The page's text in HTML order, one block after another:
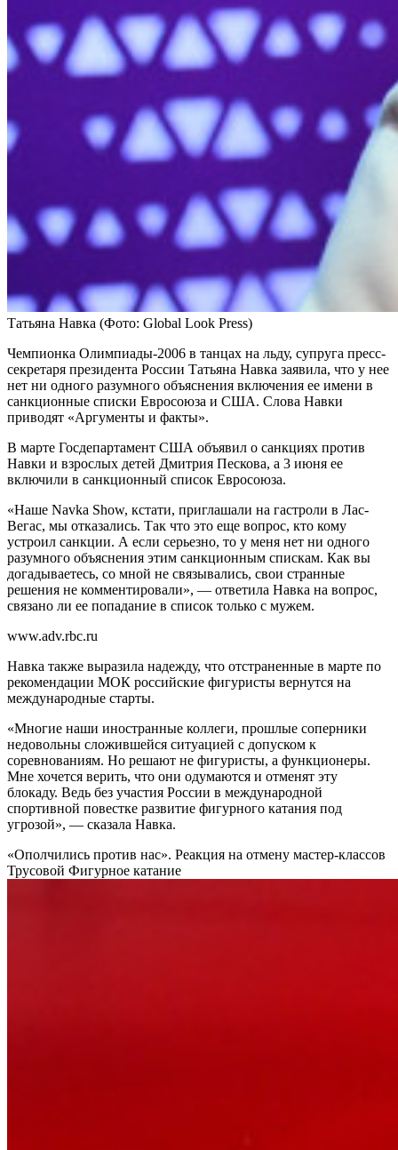
Татьяна Навка (Фото: Global Look Press)
Чемпионка Олимпиады-2006 в танцах на льду, супруга пресс-
секретаря президента России Татьяна Навка заявила, что у нее
нет ни одного разумного объяснения включения ее имени в
санкционные списки Евросоюза и США. Слова Навки
приводят «Аргументы и факты».
В марте Госдепартамент США объявил о санкциях против
Навки и взрослых детей Дмитрия Пескова, а 3 июня ее
включили в санкционный список Евросоюза.
«Наше Navka Show, кстати, приглашали на гастроли в Лас-
Вегас, мы отказались. Так что это еще вопрос, кто кому
устроил санкции. А если серьезно, то у меня нет ни одного
разумного объяснения этим санкционным спискам. Как вы
догадываетесь, со мной не связывались, свои странные
решения не комментировали», — ответила Навка на вопрос,
связано ли ее попадание в список только с мужем.
www.adv.rbc.ru
Навка также выразила надежду, что отстраненные в марте по
рекомендации МОК российские фигуристы вернутся на
международные старты.
«Многие наши иностранные коллеги, прошлые соперники
недовольны сложившейся ситуацией с допуском к
соревнованиям. Но решают не фигуристы, а функционеры.
Мне хочется верить, что они одумаются и отменят эту
блокаду. Ведь без участия России в международной
спортивной повестке развитие фигурного катания под
угрозой», — сказала Навка.
«Ополчились против нас». Реакция на отмену мастер-классов
Трусовой Фигурное катание